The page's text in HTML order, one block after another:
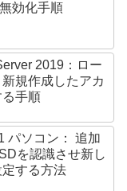
効化手順
2019：ロー
規作成したアカ
手順
パソコン： 追加
を認識させ新し
する方法